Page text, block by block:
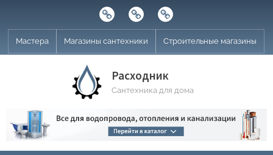
content
Строительные
магазины
МастераМагазины
сантехники
Мастера Магазины сантехники Строительные магазины
Расходник
Сантехника для дома